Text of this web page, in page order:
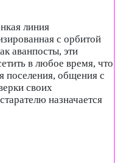
линия
с орбитой
аванпосты, эти
в любое время, что
поселения, общения с
своих
назначается